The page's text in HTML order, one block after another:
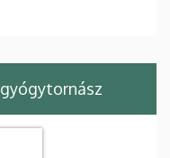
gyógytornász